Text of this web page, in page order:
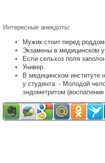
Интересные анекдоты:
Мужик стоит перед
Экзамены в медицинском
Если сельхоз поля
Универ.
В медицинском институте
у студента: - Молодой
эндометритом (воспаление